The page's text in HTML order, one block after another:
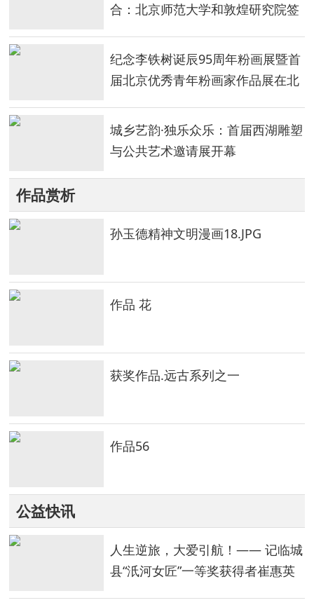
合：北京师范大学和敦煌研究院签
纪念李铁树诞辰95周年粉画展暨首
届北京优秀青年粉画家作品展在北
城乡艺韵·独乐众乐：首届西湖雕塑
与公共艺术邀请展开幕
作品赏析
孙玉德精神文明漫画18.JPG
作品 花
获奖作品.远古系列之一
作品56
公益快讯
人生逆旅，大爱引航！—— 记临城
县“汦河女匠”一等奖获得者崔惠英